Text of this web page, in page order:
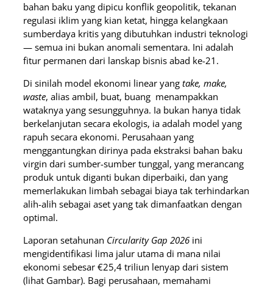
bahan baku yang dipicu konflik geopolitik, tekanan
regulasi iklim yang kian ketat, hingga kelangkaan
sumberdaya kritis yang dibutuhkan industri teknologi
— semua ini bukan anomali sementara. Ini adalah
fitur permanen dari lanskap bisnis abad ke-21.
Di sinilah model ekonomi linear yang take, make,
waste, alias ambil, buat, buang menampakkan
wataknya yang sesungguhnya. Ia bukan hanya tidak
berkelanjutan secara ekologis, ia adalah model yang
rapuh secara ekonomi. Perusahaan yang
menggantungkan dirinya pada ekstraksi bahan baku
virgin dari sumber-sumber tunggal, yang merancang
produk untuk diganti bukan diperbaiki, dan yang
memerlakukan limbah sebagai biaya tak terhindarkan
alih-alih sebagai aset yang tak dimanfaatkan dengan
optimal.
Laporan setahunan Circularity Gap 2026 ini
mengidentifikasi lima jalur utama di mana nilai
ekonomi sebesar €25,4 triliun lenyap dari sistem
(lihat Gambar). Bagi perusahaan, memahami